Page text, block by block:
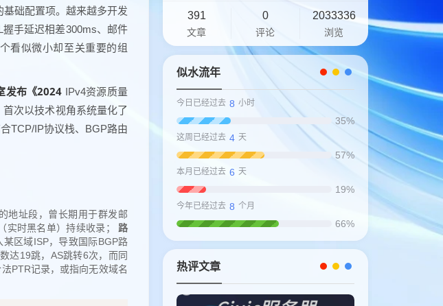
基础配置项。越来越多开发
手延迟相差300ms、邮件
看似微小却至关重要的组
布《2024 IPv4资源质量
次以技术视角系统量化了
TCP/IP协议栈、BGP路由
地址段，曾长期用于群发邮
实时黑名单）持续收录； 路
区域ISP，导致国际BGP路
达19跳，AS跳转6次，而同
PTR记录，或指向无效域名
391
文章
0
评论
2033336
浏览
似水流年
今日已经过去 8 小时
35%
这周已经过去 4 天
57%
本月已经过去 6 天
19%
今年已经过去 8 个月
66%
热评文章